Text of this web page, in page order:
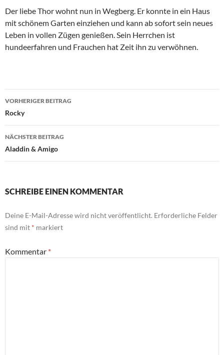
Der liebe Thor wohnt nun in Wegberg. Er konnte in ein Haus
mit schönem Garten einziehen und kann ab sofort sein neues
Leben in vollen Zügen genießen. Sein Herrchen ist
hundeerfahren und Frauchen hat Zeit ihn zu verwöhnen.
Beitragsnavigation
VORHERIGER BEITRAG
Rocky
NÄCHSTER BEITRAG
Aladdin & Amigo
SCHREIBE EINEN KOMMENTAR
Deine E-Mail-Adresse wird nicht veröffentlicht. Erforderliche Felder
sind mit * markiert
Kommentar *